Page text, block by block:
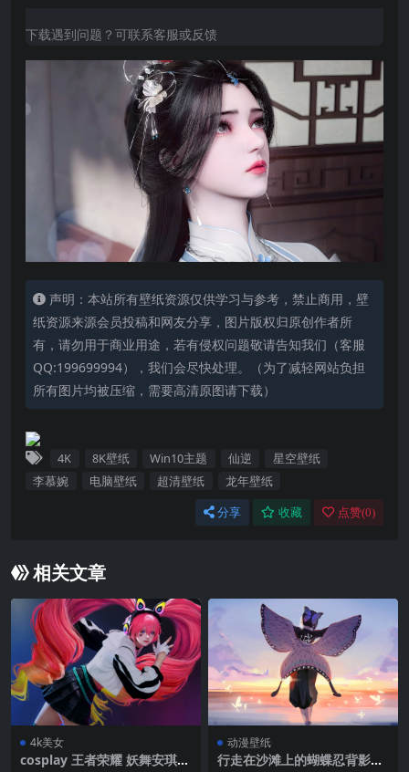
下载遇到问题？可联系客服或反馈
声明：本站所有壁纸资源仅供学习与参考，禁止商用，壁
纸资源来源会员投稿和网友分享，图片版权归原创作者所
有，请勿用于商业用途，若有侵权问题敬请告知我们（客服
QQ:199699994），我们会尽快处理。（为了减轻网站负担
所有图片均被压缩，需要高清原图请下载）
4K 8K壁纸 Win10主题 仙逆
星空壁纸
李慕婉
电脑壁纸 超清壁纸 龙年壁纸
分享 收藏 点赞(0)
相关文章
4k美女
cosplay 王者荣耀 妖舞安琪拉
动漫壁纸
行走在沙滩上的蝴蝶忍背影插